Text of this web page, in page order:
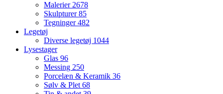
Malerier2678
Skulpturer85
Tegninger482
Legetøj
Diverse legetøj 1044
Lysestager
Glas 96
Messing 250
Porcelæn & Keramik 36
Sølv & Plet68